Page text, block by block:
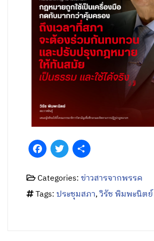
FacebookTwitter
Categories:ข่าวสารจากพรรค
Tags:ประชุมสภา,วิรัช พิมพะนิตย์